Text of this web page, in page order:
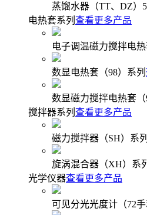
蒸馏水器（TT、DZ）
电热套系列 查看更多产品
电子调温磁力搅拌电热
数显电热套（98）系列
数显磁力搅拌电热套（
搅拌器系列 查看更多产品
磁力搅拌器（SH）系列
旋涡混合器（XH）系
光学仪器查看更多产品
可见分光光度计（72手